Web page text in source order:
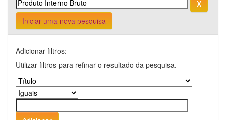
Iniciar uma nova pesquisa
Adicionar filtros:
Utilizar filtros para refinar o resultado da pesquisa.